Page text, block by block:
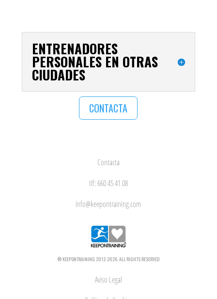
ENTRENADORES
PERSONALES EN OTRAS
CIUDADES
CONTACTA
Contacta
tlf: 660 45 41 08
info@keepontraining.com
® KEEPONTRAINING 2012-2026. ALL RIGHTS RESERVED
Aviso Legal